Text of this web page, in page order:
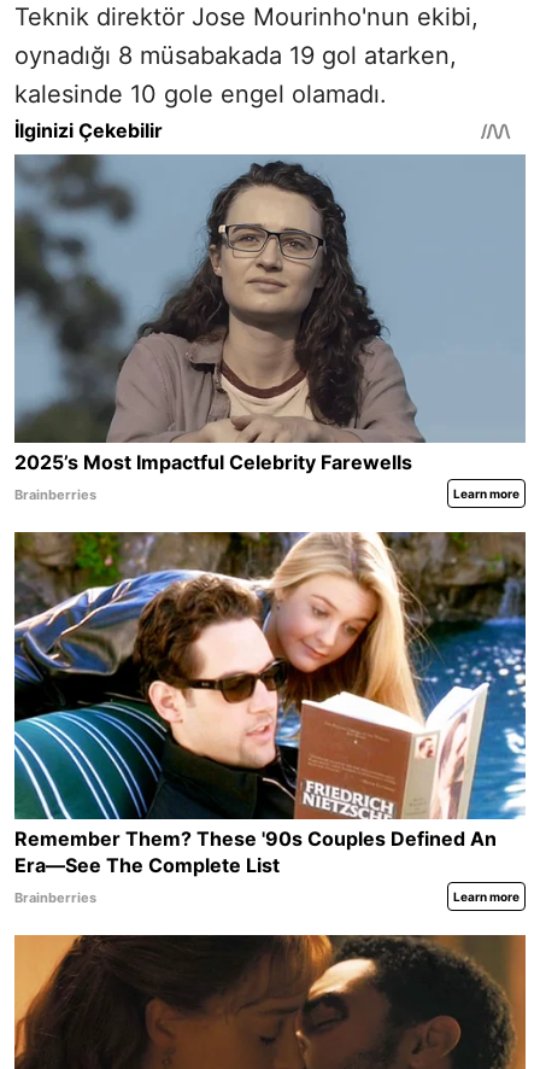
Teknik direktör Jose Mourinho'nun ekibi,
oynadığı 8 müsabakada 19 gol atarken,
kalesinde 10 gole engel olamadı.